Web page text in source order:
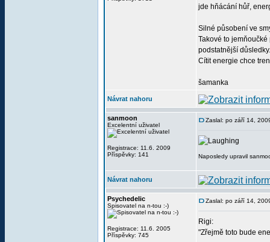
jde hňácání hůř,
Silné působení ve
Takové to
podstatnější důsledky.
Cítit energie chce
šamanka
Návrat nahoru
sanmoon
Excelentní uživatel
Registrace: 11.6. 2009
Příspěvky: 141
Zaslal: po září 14,
Naposledy upravil
Návrat nahoru
Psychedelic
Spisovatel na n-tou :-)
Registrace: 11.6. 2005
Příspěvky: 745
Zaslal: po září 14,
Rigi:
"Zřejmě toto bude